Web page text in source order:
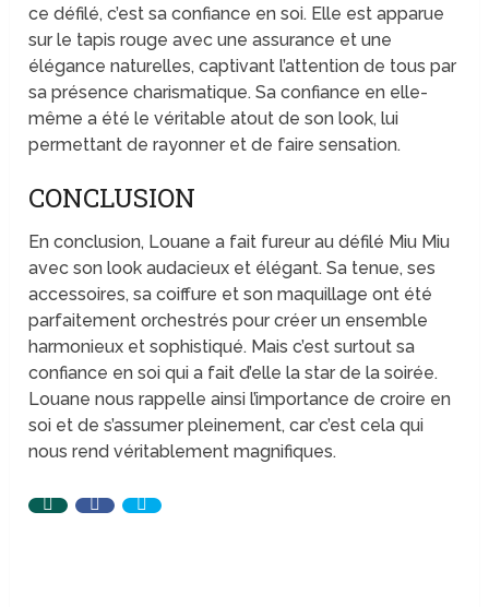
ce défilé, c’est sa confiance en soi. Elle est apparue
sur le tapis rouge avec une assurance et une
élégance naturelles, captivant l’attention de tous par
sa présence charismatique. Sa confiance en elle-
même a été le véritable atout de son look, lui
permettant de rayonner et de faire sensation.
CONCLUSION
En conclusion, Louane a fait fureur au défilé Miu Miu
avec son look audacieux et élégant. Sa tenue, ses
accessoires, sa coiffure et son maquillage ont été
parfaitement orchestrés pour créer un ensemble
harmonieux et sophistiqué. Mais c’est surtout sa
confiance en soi qui a fait d’elle la star de la soirée.
Louane nous rappelle ainsi l’importance de croire en
soi et de s’assumer pleinement, car c’est cela qui
nous rend véritablement magnifiques.